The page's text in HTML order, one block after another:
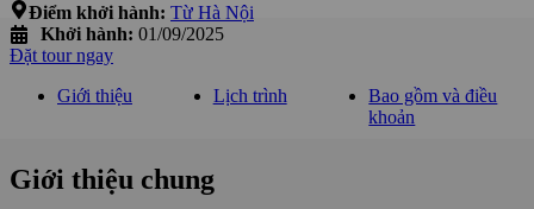
Điểm khởi hành: Từ Hà Nội
Khởi hành: 01/09/2025
Đặt tour ngay
Giới thiệu
Lịch trình
Bao gồm và điều
khoản
Giới thiệu chung